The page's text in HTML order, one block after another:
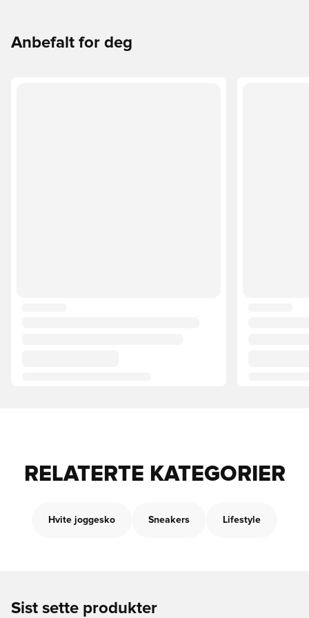
Anbefalt for deg
RELATERTE KATEGORIER
Hvite joggesko Sneakers Lifestyle
Sist sette produkter